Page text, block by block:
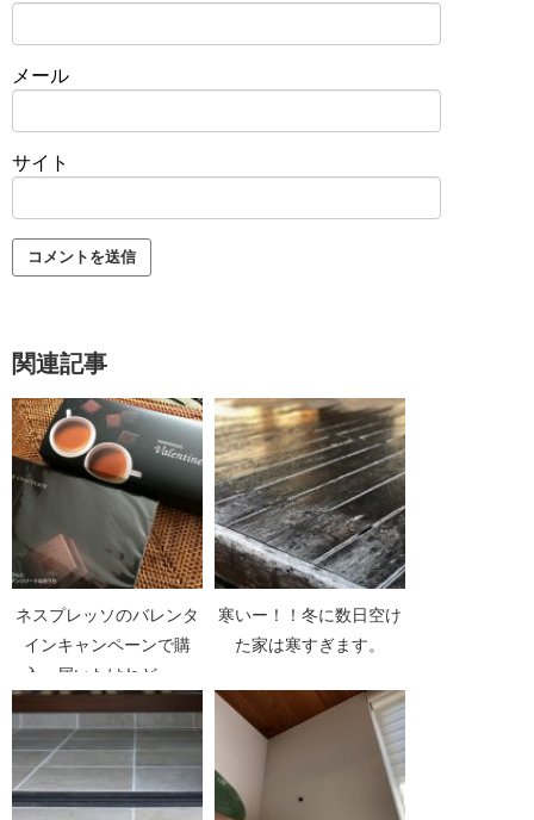
メール
サイト
関連記事
ネスプレッソのバレンタ
インキャンペーンで購
入。届いたけれど・・
寒いー！！冬に数日空け
た家は寒すぎます。